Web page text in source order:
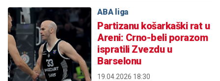
ABA liga
Partizanu košarkaški rat u
Areni: Crno-beli porazom
ispratili Zvezdu u
Barselonu
19.04.2026 18:30